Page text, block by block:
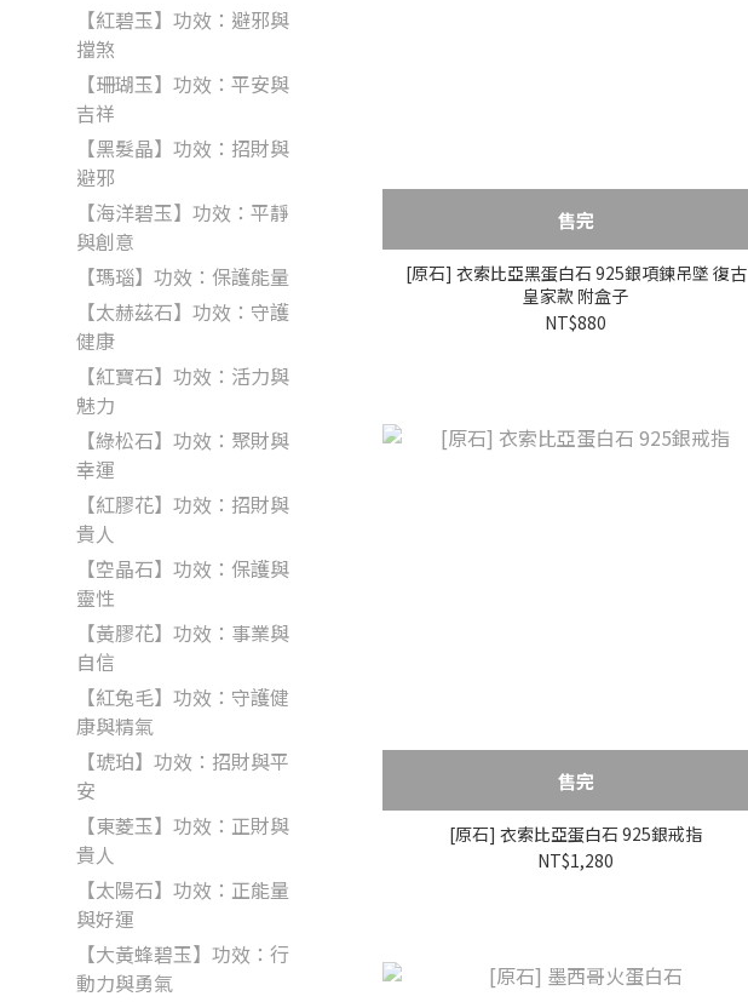
【紅碧玉】功效：避邪與
擋煞
【珊瑚玉】功效：平安與
吉祥
【黑髮晶】功效：招財與
避邪
【海洋碧玉】功效：平靜
與創意
【瑪瑙】功效：保護能量
【太赫茲石】功效：守護
健康
【紅寶石】功效：活力與
魅力
【綠松石】功效：聚財與
幸運
【紅膠花】功效：招財與
貴人
【空晶石】功效：保護與
靈性
【黃膠花】功效：事業與
自信
【紅兔毛】功效：守護健
康與精氣
【琥珀】功效：招財與平
安
【東菱玉】功效：正財與
貴人
【太陽石】功效：正能量
與好運
【大黃蜂碧玉】功效：行
動力與勇氣
售完
[原石] 衣索比亞黑蛋白石 925銀項鍊吊墜 復古
皇家款 附盒子
NT$880
售完
[原石] 衣索比亞蛋白石 925銀戒指
NT$1,280